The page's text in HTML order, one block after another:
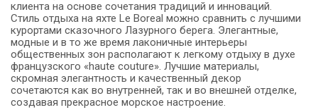
клиента на основе сочетания традиций и инноваций.
Стиль отдыха на яхте Le Boreal можно сравнить с лучшими
курортами сказочного Лазурного берега. Элегантные,
модные и в то же время лаконичные интерьеры
общественных зон располагают к легкому отдыху в духе
французского «haute couture». Лучшие материалы,
скромная элегантность и качественный декор
сочетаются как во внутренней, так и во внешней отделке,
создавая прекрасное морское настроение.